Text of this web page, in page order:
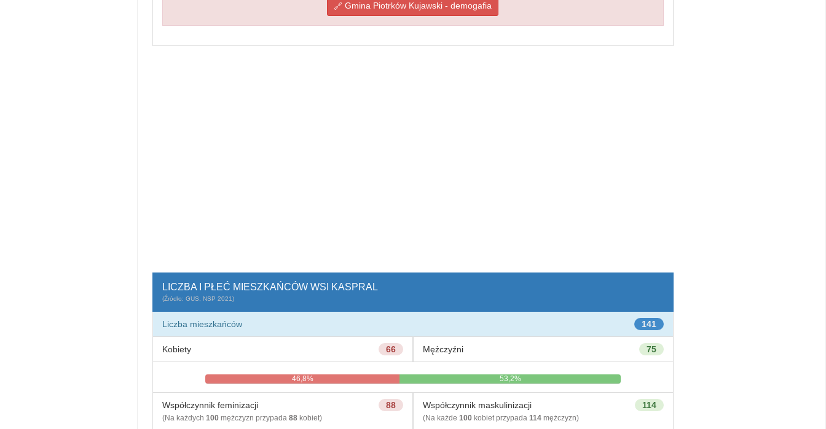
Gmina Piotrków Kujawski - demogafia
LICZBA I PŁEĆ MIESZKAŃCÓW WSI KASPRAL
(Źródło: GUS, NSP 2021)
141
Liczba mieszkańców
66
Kobiety 75
Mężczyźni
46,8% 53,2%
88
Współczynnik feminizacji
(Na każdych 100mężczyzn przypada 88kobiet)
114
Współczynnik maskulinizacji
(Na każde 100kobiet przypada 114mężczyzn)